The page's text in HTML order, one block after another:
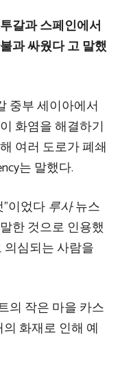
갈과 스페인에서
과 싸웠다 고 말했
중부 세이아에서
화염을 해결하기
여러 도로가 폐쇄
는 말했다.
이었다 루사뉴스
한 것으로 인용했
의심되는 사람을
의 작은 마을 카스
화재로 인해 예